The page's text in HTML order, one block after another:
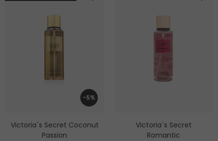
-5%
Victoria´s Secret Coconut
Passion
Victoria´s Secret
Romantic